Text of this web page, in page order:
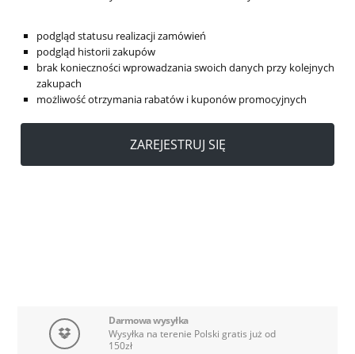
podgląd statusu realizacji zamówień
podgląd historii zakupów
brak konieczności wprowadzania swoich danych przy kolejnych
zakupach
możliwość otrzymania rabatów i kuponów promocyjnych
ZAREJESTRUJ SIĘ
Darmowa wysyłka
Wysyłka na terenie Polski gratis już od
150zł